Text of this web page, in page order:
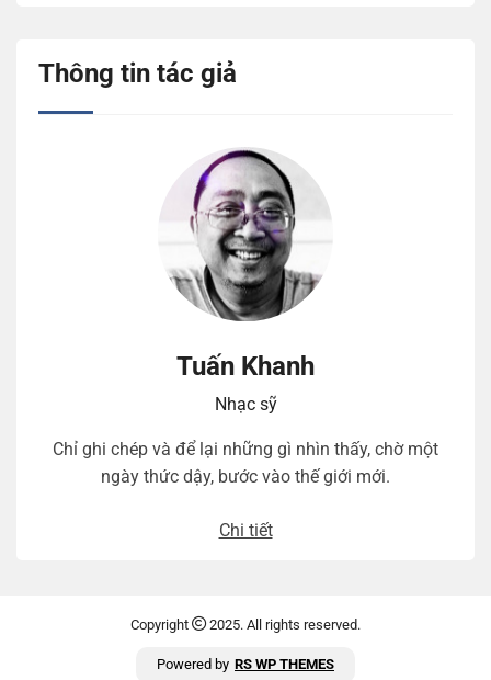
Thông tin tác giả
Tuấn Khanh
Nhạc sỹ
Chỉ ghi chép và để lại những gì nhìn thấy, chờ một
ngày thức dậy, bước vào thế giới mới.
Chi tiết
Copyright 2025. All rights reserved.
Powered by RS WP THEMES